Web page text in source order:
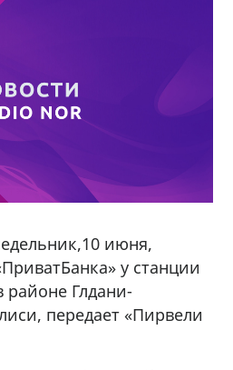
июня,
у станции
районе Глдани-
передает «Пирвели